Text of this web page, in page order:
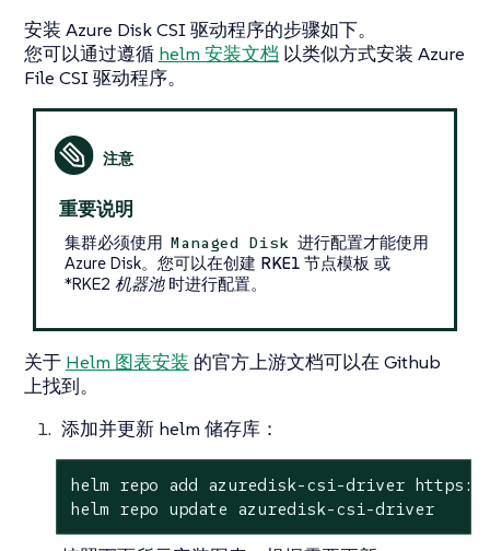
安装 Azure Disk CSI 驱动程序的步骤如下。
您可以通过遵循 helm 安装文档 以类似方式安装 Azure
File CSI 驱动程序。
重要说明
集群必须使用 Managed Disk 进行配置才能使用
Azure Disk。您可以在创建 RKE1 节点模板 或
*RKE2 机器池时进行配置。
关于 Helm 图表安装 的官方上游文档可以在 Github
上找到。
添加并更新 helm 储存库：
helm repo add azuredisk-csi-driver
helm repo update azuredisk-csi-driver